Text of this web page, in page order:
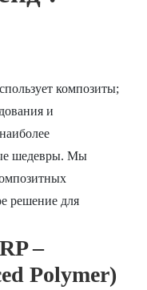
композиты;
и
шедевры. Мы
решение для
–
Polymer)